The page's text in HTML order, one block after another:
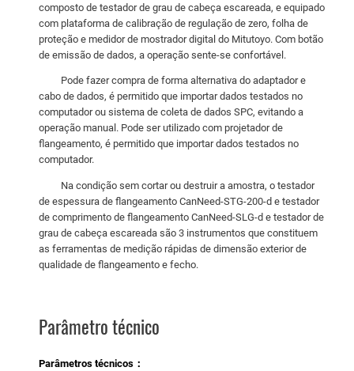
composto de testador de grau de cabeça escareada, e equipado
com plataforma de calibração de regulação de zero, folha de
proteção e medidor de mostrador digital do Mitutoyo. Com botão
de emissão de dados, a operação sente-se confortável.
Pode fazer compra de forma alternativa do adaptador e
cabo de dados, é permitido que importar dados testados no
computador ou sistema de coleta de dados SPC, evitando a
operação manual. Pode ser utilizado com projetador de
flangeamento, é permitido que importar dados testados no
computador.
Na condição sem cortar ou destruir a amostra, o testador
de espessura de flangeamento CanNeed-STG-200-d e testador
de comprimento de flangeamento CanNeed-SLG-d e testador de
grau de cabeça escareada são 3 instrumentos que constituem
as ferramentas de medição rápidas de dimensão exterior de
qualidade de flangeamento e fecho.
Parâmetro técnico
Parâmetros técnicos：